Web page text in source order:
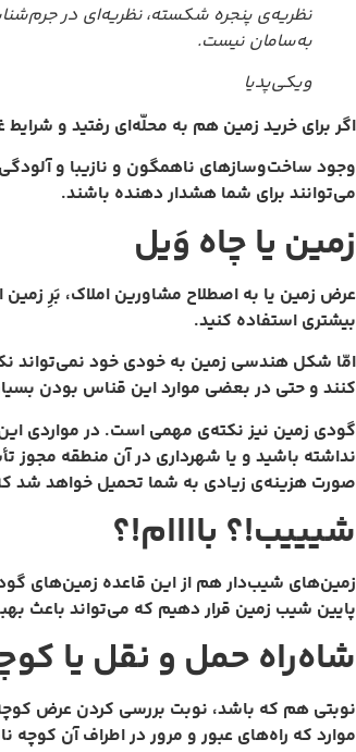
نظریه‌ی پنجره شکسته، نظریه‌ای در
به‌سامان نیست.
ویکی‌پدیا
اگر برای خرید زمین هم به محلّه‌ای رفتید و
وجود ساخت‌وساز‌های ناهمگون و نازیبا و
می‌توانند برای شما هشدار دهنده باشند.
زمین یا چاه وَیل
عرض زمین یا به اصطلاح مشاورین املاک، بَرِ
بیشتری استفاده کنید.
امّا شکل هندسی زمین به خودی خود نمی‌تواند
کنند و حتی در بعضی موارد این قناس بودن
گودی زمین نیز نکته‌‌ی مهمی است. در مواردی
نداشته باشید و یا شهرداری در آن منطقه
صورت هزینه‌ی زیادی به شما تحمیل خواهد شد
شیییب!؟ باااام!؟
زمین‌های شیب‌دار هم از این قاعده زمین‌های
پایین شیب زمین قرار دهیم که می‌تواند باعث
شاه‌راه حمل و نقل یا
نوبتی هم که باشد، نوبت بررسی کردن عرض
موارد که راه‌های عبور و مرور در اطراف آن